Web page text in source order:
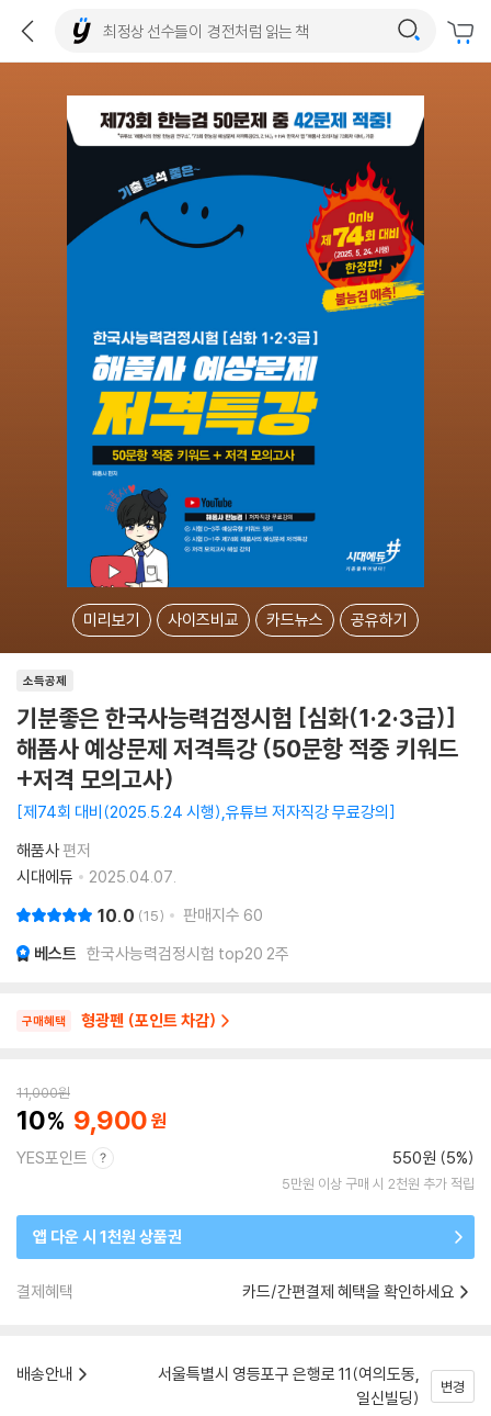
미리보기 사이즈비교 카드뉴스 공유하기
소득공제
기분좋은 한국사능력검정시험 [심화(1·2·3급)]
해품사 예상문제 저격특강 (50문항 적중 키워드
+저격 모의고사)
제74회 대비(2025.5.24 시행),유튜브 저자직강 무료강의
해품사편저
시대에듀
2025.04.07.
10.0 15 판매지수 60
베스트 한국사능력검정시험 top20 2주
구매혜택 형광펜 (포인트 차감)
11,000원
10 9,900
YES포인트 550원 (5%)
5만원 이상 구매 시 2천원 추가 적립
앱 다운 시 1천원 상품권
결제혜택 카드/간편결제 혜택을 확인하세요
배송안내
서울특별시 영등포구 은행로 11(여의도동,
일신빌딩)
변경